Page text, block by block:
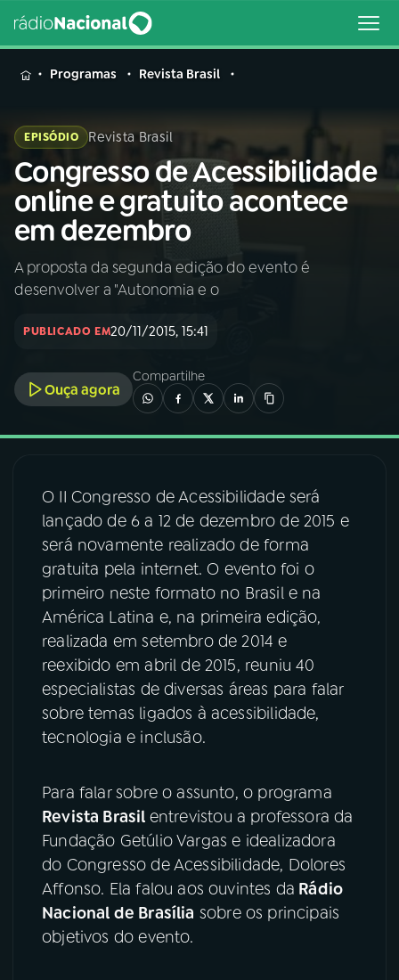
MENU
Buscar
na
Rádio
Nacional
Buscar
AO VIVO
INÍCIO
A RÁDIO
03PROGRAMAÇÃO
04 PROGRAMAS
PODCASTS
06VIDEOCASTS
08FESTIVAL DE MÚSICA
ACOMPANHE A RÁDIO NACIONAL
YouTube Facebook
Instagram
TikTok
Programas Revista Brasil
EPISÓDIO Revista Brasil
Congresso de Acessibilidade
online e gratuito acontece
em dezembro
A proposta da segunda edição do evento é
desenvolver a "Autonomia e o
PUBLICADO EM20/11/2015, 15:41
Ouça agora
Compartilhe
O II Congresso de Acessibilidade será
lançado de 6 a 12 de dezembro de 2015 e
será novamente realizado de forma
gratuita pela internet. O evento foi o
primeiro neste formato no Brasil e na
América Latina e, na primeira edição,
realizada em setembro de 2014 e
reexibido em abril de 2015, reuniu 40
especialistas de diversas áreas para falar
sobre temas ligados à acessibilidade,
tecnologia e inclusão.
Para falar sobre o assunto, o programa
Revista Brasil entrevistou a professora da
Fundação Getúlio Vargas e idealizadora
do Congresso de Acessibilidade, Dolores
Affonso. Ela falou aos ouvintes da Rádio
Nacional de Brasília sobre os principais
objetivos do evento.